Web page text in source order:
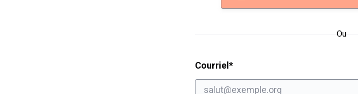
Ou
Courriel *Champ obligatoire